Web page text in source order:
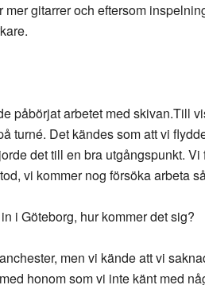
gitarrer och eftersom
påbörjat arbetet med skivan.Till
turné. Det kändes som att vi
det till en bra utgångspunkt. Vi
vi kommer nog försöka arbeta
i Göteborg, hur kommer det sig?
men vi kände att vi
honom som vi inte känt med